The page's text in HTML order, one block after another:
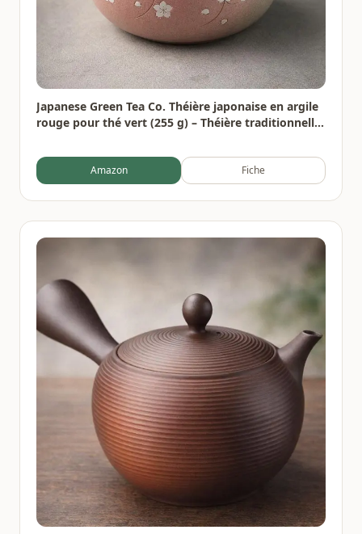
Japanese Green Tea Co. Théière japonaise en argile
rouge pour thé vert (255 g) – Théière traditionnelle
Système de maille fine pour thé Fukamushi à
Amazon Fiche